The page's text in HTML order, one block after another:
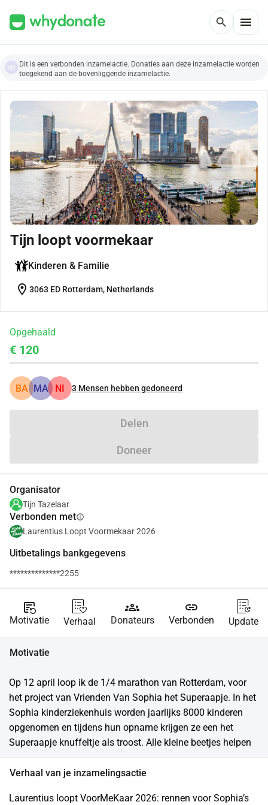
search menu
Dit is een verbonden inzamelactie. Donaties aan deze inzamelactie worden
toegekend aan de bovenliggende inzamelactie.
Tijn loopt voormekaar
Kinderen & Familie
location_on 3063 ED Rotterdam, Netherlands
Opgehaald
€ 120
BA MA NI 3 Mensen hebben gedoneerd
Delen
Doneer
Organisator
Tijn Tazelaar
Verbonden metinfo
Laurentius Loopt Voormekaar 2026
Uitbetalings bankgegevens
**************2255
source_notes
Motivatie Verhaal
groups
Donateurs
link
Verbonden Update
Motivatie
Op 12 april loop ik de 1/4 marathon van Rotterdam, voor
het project van Vrienden Van Sophia het Superaapje. In het
Sophia kinderziekenhuis worden jaarlijks 8000 kinderen
opgenomen en tijdens hun opname krijgen ze een het
Superaapje knuffeltje als troost. Alle kleine beetjes helpen
Verhaal van je inzamelingsactie
Laurentius loopt VoorMeKaar 2026: rennen voor Sophia’s